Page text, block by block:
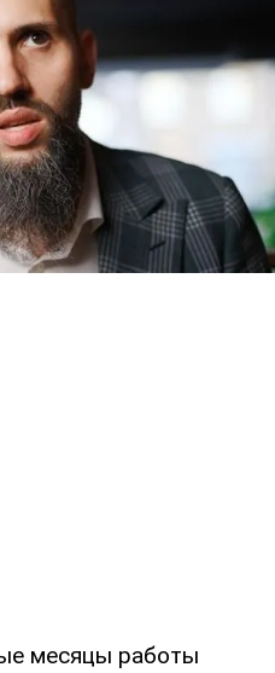
месяцы работы